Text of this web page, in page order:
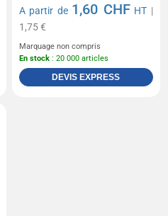
A partir de 1,60 CHF HT |
1,75 €
Marquage non compris
En stock : 20 000 articles
DEVIS EXPRESS